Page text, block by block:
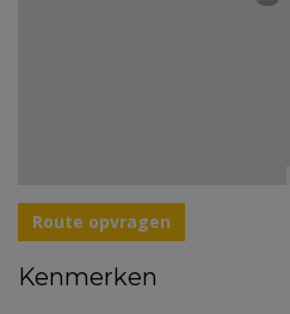
Route opvragen
Kenmerken